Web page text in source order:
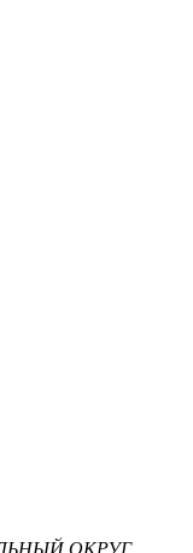
ОКРУГ